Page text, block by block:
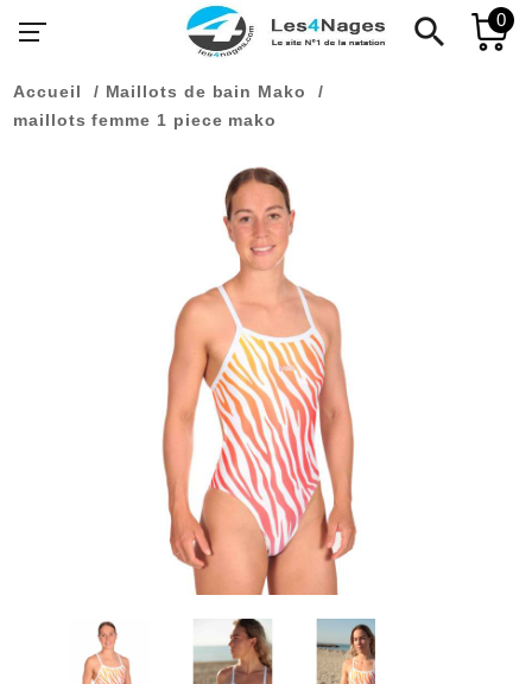
search 0
Accueil
Maillots de bain Mako
maillots femme 1 piece mako